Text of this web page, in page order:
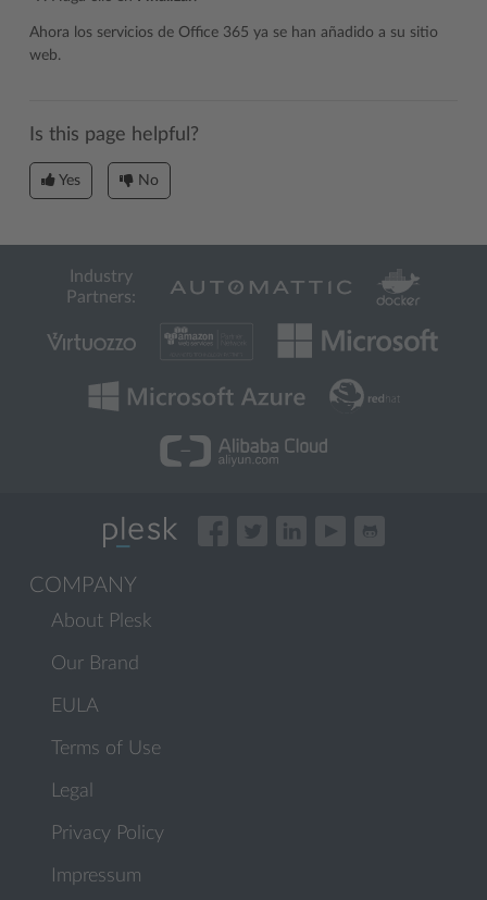
Ahora los servicios de Office 365 ya se han añadido a su sitio
web.
Is this page helpful?
Yes No
Industry
Partners:
COMPANY
About Plesk
Our Brand
EULA
Terms of Use
Legal
Privacy Policy
Impressum